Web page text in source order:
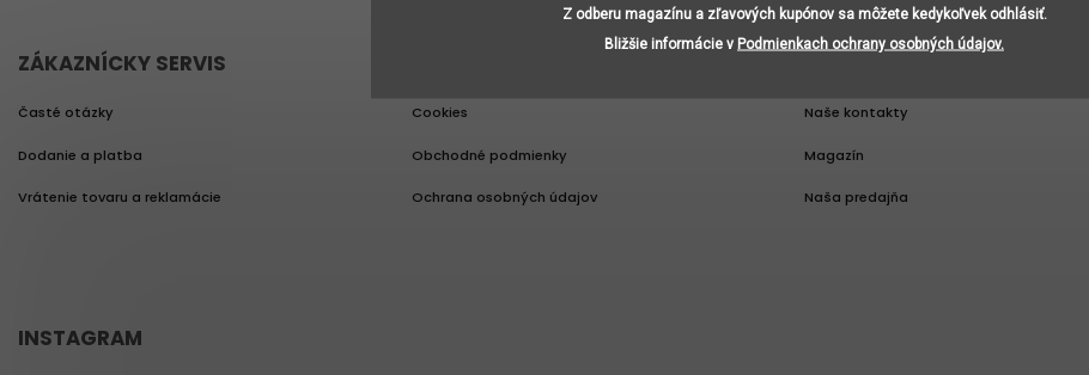
ZÁKAZNÍCKY SERVIS
Časté otázky
Dodanie a platba
Vrátenie tovaru a reklamácie
Cookies
Obchodné podmienky
Ochrana osobných údajov
Naše kontakty
Magazín
Naša predajňa
INSTAGRAM
Z odberu magazínu a zľavových kupónov sa môžete kedykoľvek odhlásiť.
Bližšie informácie v Podmienkach ochrany osobných údajov.